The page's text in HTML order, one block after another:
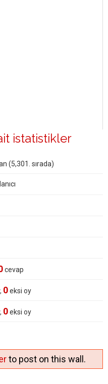
istatistikler
(5,301 . sırada)
cevap
0eksi oy
0eksi oy
to post on this wall.